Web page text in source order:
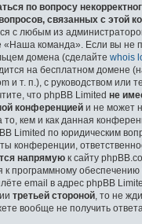
по вопросу
связанных с этой
с любым из
«Наша команда». Если вы не
домена (сделайте whois
на бесплатном домене
и т. п.), с руководством или
что phpBB Limited не
конференцией и не может
то, кем и как данная
Limited по юридическим
конференции,
напрямую к сайту
к программному
email в адрес phpBB
третьей стороной , то не
вообще не получить ответа.